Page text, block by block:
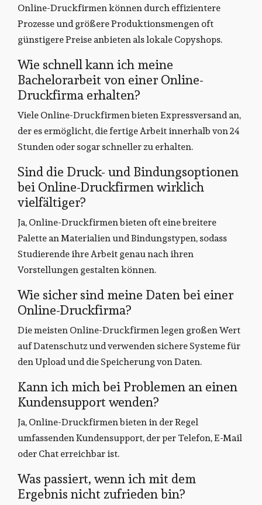
Online-Druckfirmen können durch effizientere
Prozesse und größere Produktionsmengen oft
günstigere Preise anbieten als lokale Copyshops.
Wie schnell kann ich meine
Bachelorarbeit von einer Online-
Druckfirma erhalten?
Viele Online-Druckfirmen bieten Expressversand an,
der es ermöglicht, die fertige Arbeit innerhalb von 24
Stunden oder sogar schneller zu erhalten.
Sind die Druck- und Bindungsoptionen
bei Online-Druckfirmen wirklich
vielfältiger?
Ja, Online-Druckfirmen bieten oft eine breitere
Palette an Materialien und Bindungstypen, sodass
Studierende ihre Arbeit genau nach ihren
Vorstellungen gestalten können.
Wie sicher sind meine Daten bei einer
Online-Druckfirma?
Die meisten Online-Druckfirmen legen großen Wert
auf Datenschutz und verwenden sichere Systeme für
den Upload und die Speicherung von Daten.
Kann ich mich bei Problemen an einen
Kundensupport wenden?
Ja, Online-Druckfirmen bieten in der Regel
umfassenden Kundensupport, der per Telefon, E-Mail
oder Chat erreichbar ist.
Was passiert, wenn ich mit dem
Ergebnis nicht zufrieden bin?